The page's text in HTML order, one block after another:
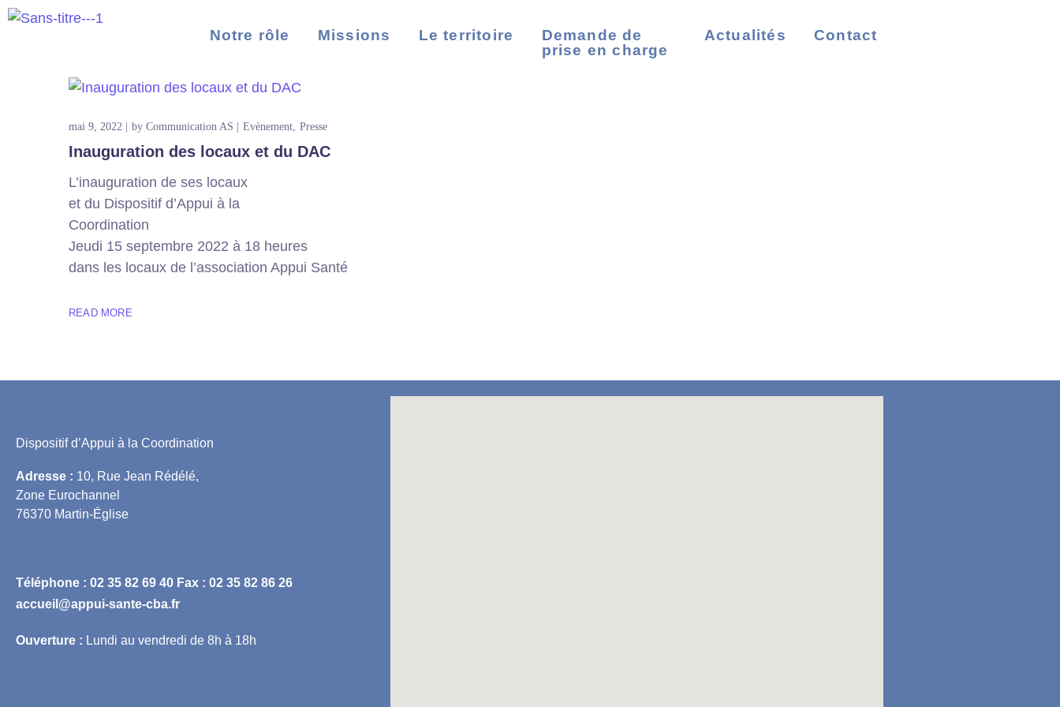
Notre rôle Missions Le territoire
Demande de
prise en charge
Actualités Contact
mai 9, 2022 by Communication AS Evènement Presse
Inauguration des locaux et du DAC
L’inauguration de ses locaux
et du Dispositif d’Appui à la
Coordination
Jeudi 15 septembre 2022 à 18 heures
dans les locaux de l’association Appui Santé
READ MORE
Dispositif d’Appui à la Coordination
Adresse : 10, Rue Jean Rédélé,
Zone Eurochannel
76370 Martin-Église
Téléphone : 02 35 82 69 40 Fax : 02 35 82 86 26
accueil@appui-sante-cba.fr
Ouverture : Lundi au vendredi de 8h à 18h